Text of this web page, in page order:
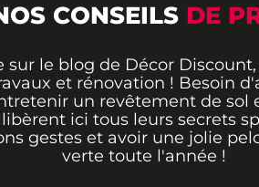
CONSEILS DE
sur le blog de Décor
et rénovation ! Besoin
un revêtement de sol
ici tous leurs secrets
gestes et avoir une jolie
verte toute l'année !